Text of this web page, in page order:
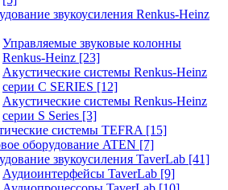
звукоусиления Renkus-Heinz
Управляемые звуковые колонны
Renkus-Heinz [23]
Акустические системы Renkus-Heinz
серии C SERIES [12]
Акустические системы Renkus-Heinz
серии S Series [3]
системы TEFRA [15]
оборудование ATEN [7]
звукоусиления TaverLab [41]
Аудиоинтерфейсы TaverLab [9]